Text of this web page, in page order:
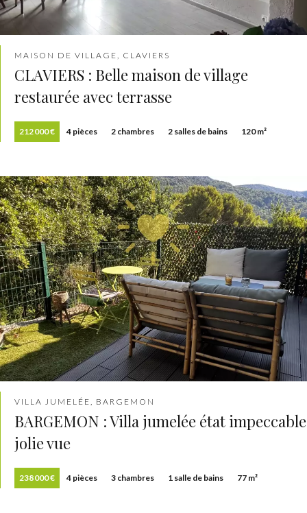
MAISON DE VILLAGE, CLAVIERS
CLAVIERS : Belle maison de village
restaurée avec terrasse
212 000 € 4 pièces 2 chambres 2 salles de bains 120 m²
VILLA JUMELÉE, BARGEMON
BARGEMON : Villa jumelée état impeccable
jolie vue
238 000 € 4 pièces 3 chambres 1 salle de bains 77 m²